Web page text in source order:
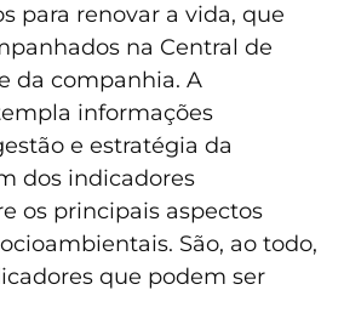
para renovar a vida, que
na Central de
da companhia. A
informações
e estratégia da
dos indicadores
os principais aspectos
São, ao todo,
que podem ser